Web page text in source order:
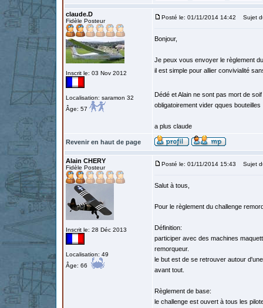
claude.D
Fidèle Posteur
Inscrit le: 03 Nov 2012
Localisation: saramon 32
Âge: 57
Posté le: 01/11/2014 14:42 Sujet
Bonjour,
Je peux vous envoyer le règlement
il est simple pour allier convivialité
Dédé et Alain ne sont pas mort de
obligatoirement vider qques bouteilles
a plus claude
Revenir en haut de page
Alain CHERY
Fidèle Posteur
Inscrit le: 28 Déc 2013
Localisation: 49
Âge: 66
Posté le: 01/11/2014 15:43 Sujet
Salut à tous,
Pour le règlement du challenge
Définition:
participer avec des machines
remorqueur.
le but est de se retrouver autour
avant tout.
Règlement de base:
le challenge est ouvert à tous les